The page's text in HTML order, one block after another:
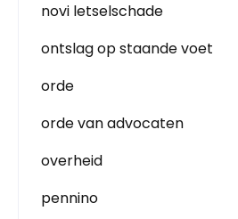
novi letselschade
ontslag op staande voet
orde
orde van advocaten
overheid
pennino